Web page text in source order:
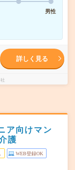
男性
詳しく見る
ア向けマン
護
WEB登録OK